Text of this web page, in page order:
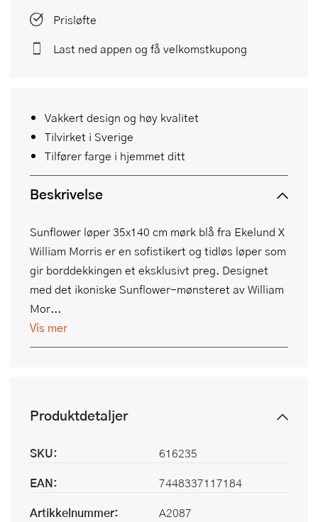
Vakkert design og høy kvalitet
Tilvirket i Sverige
Tilfører farge i hjemmet ditt
Beskrivelse
Sunflower løper 35x140 cm mørk blå fra Ekelund X
William Morris er en sofistikert og tidløs løper som
gir borddekkingen et eksklusivt preg. Designet
med det ikoniske Sunflower-mønsteret av William
Mor...
Vis mer
Prisløfte
Last ned appen og få velkomstkupong
Produktdetaljer
SKU:
616235
EAN:
7448337117184
Artikkelnummer:
A2087